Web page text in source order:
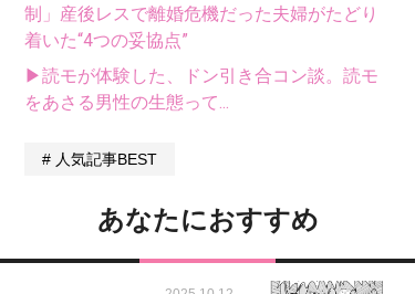
制」産後レスで離婚危機だった夫婦がたどり
着いた“4つの妥協点”
▶読モが体験した、ドン引き合コン談。読モ
をあさる男性の生態って...
人気記事BEST
あなたにおすすめ